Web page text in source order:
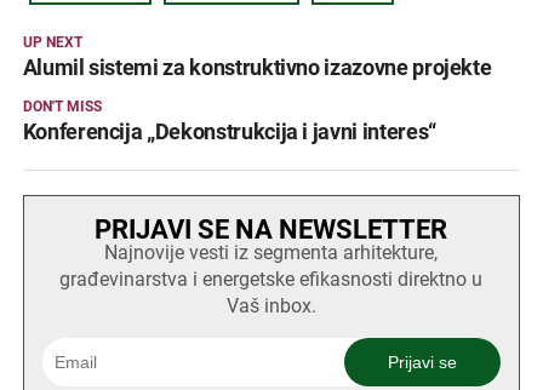
UP NEXT
Alumil sistemi za konstruktivno izazovne projekte
DON'T MISS
Konferencija „Dekonstrukcija i javni interes“
PRIJAVI SE NA NEWSLETTER
Najnovije vesti iz segmenta arhitekture,
građevinarstva i energetske efikasnosti direktno u
Vaš inbox.